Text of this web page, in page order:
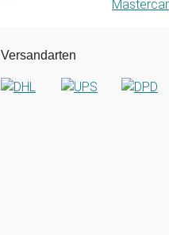
Versandarten